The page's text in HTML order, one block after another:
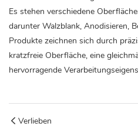
Es stehen verschiedene
darunter Walzblank, Anodisieren,
Produkte zeichnen sich durch
kratzfreie Oberfläche, eine
hervorragende
Verlieben